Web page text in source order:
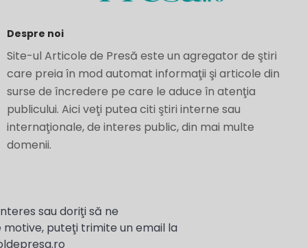
Despre noi
Site-ul Articole de Presă este un agregator de ştiri
care preia în mod automat informaţii şi articole din
surse de încredere pe care le aduce în atenţia
publicului. Aici veţi putea citi ştiri interne sau
internaţionale, de interes public, din mai multe
domenii.
sau doriţi să ne
puteţi trimite un email la